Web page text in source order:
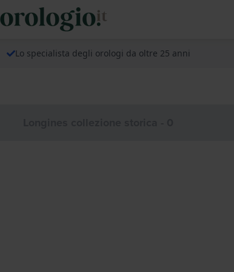
Lo specialista degli orologi da oltre 25 anni